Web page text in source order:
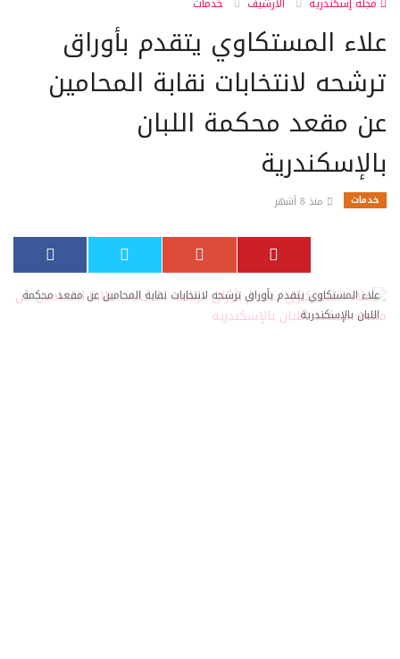
علاء المستكاوي يتقدم بأوراق
ترشحه لانتخابات نقابة المحامين
عن مقعد محكمة اللبان
بالإسكندرية
خدمات منذ 8 أشهر
علاء المستكاوي يتقدم بأوراق ترشحه لانتخابات نقابة المحامين عن مقعد محكمة
اللبان بالإسكندرية